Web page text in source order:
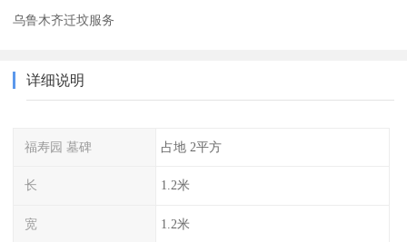
乌鲁木齐迁坟服务
详细说明
福寿园 墓碑 占地 2平方
长 1.2米
宽 1.2米